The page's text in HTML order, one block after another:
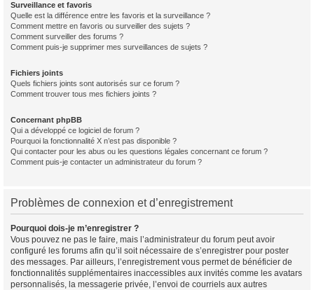
Surveillance et favoris
Quelle est la différence entre les favoris et la surveillance ?
Comment mettre en favoris ou surveiller des sujets ?
Comment surveiller des forums ?
Comment puis-je supprimer mes surveillances de sujets ?
Fichiers joints
Quels fichiers joints sont autorisés sur ce forum ?
Comment trouver tous mes fichiers joints ?
Concernant phpBB
Qui a développé ce logiciel de forum ?
Pourquoi la fonctionnalité X n’est pas disponible ?
Qui contacter pour les abus ou les questions légales concernant ce forum ?
Comment puis-je contacter un administrateur du forum ?
Problèmes de connexion et d’enregistrement
Pourquoi dois-je m’enregistrer ?
Vous pouvez ne pas le faire, mais l’administrateur du forum peut avoir
configuré les forums afin qu’il soit nécessaire de s’enregistrer pour poster
des messages. Par ailleurs, l’enregistrement vous permet de bénéficier de
fonctionnalités supplémentaires inaccessibles aux invités comme les avatars
personnalisés, la messagerie privée, l’envoi de courriels aux autres